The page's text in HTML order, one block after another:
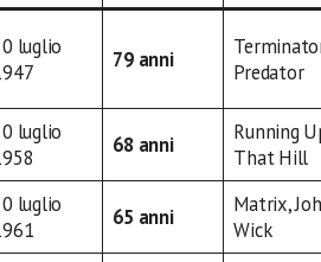
luglio
79 anni
Predator
luglio
68 anni
Running
That Hill
luglio
65 anni
Matrix,
Wick